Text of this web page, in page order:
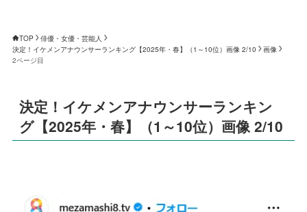
TOP
俳優・女優・芸能人
決定！イケメンアナウンサーランキング【2025年・春】（1～10位）画像 2/10
画像
2ページ目
決定！イケメンアナウンサーランキン
グ【2025年・春】（1～10位）画像 2/10